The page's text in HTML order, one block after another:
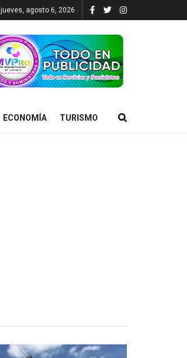
jueves, agosto 6, 2026
ECONOMÍA TURISMO